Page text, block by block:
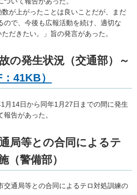
が上がったことは良いことだが、まだ
ので、今後も広報活動を続け、適切な
だきたい。」旨の発言があった。
の発生状況（交通部）～
41KB）
月14日から同年1月27日までの間に発生
告があった。
局等との合同によるテ
（警備部）
交通局等との合同によるテロ対処訓練の